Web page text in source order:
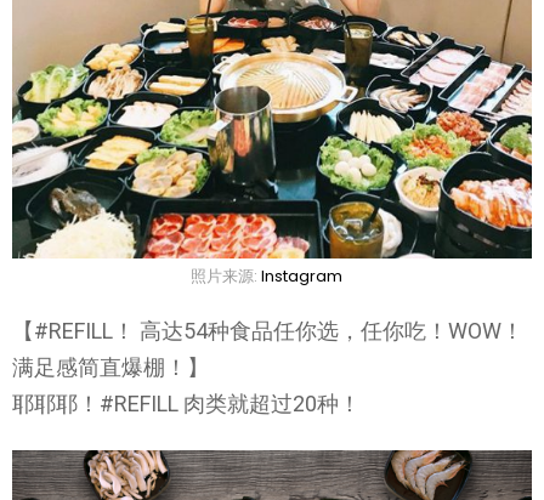
照片来源: Instagram
【#REFILL！ 高达54种食品任你选，任你吃！WOW！
满足感简直爆棚！】
耶耶耶！#REFILL 肉类就超过20种！